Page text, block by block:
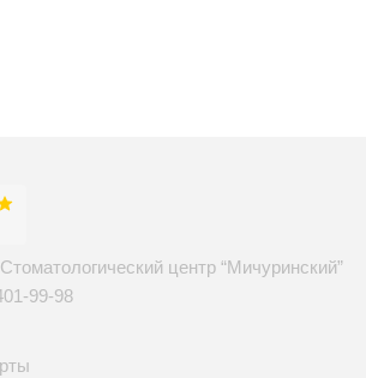
центр “Мичуринский”
99-98